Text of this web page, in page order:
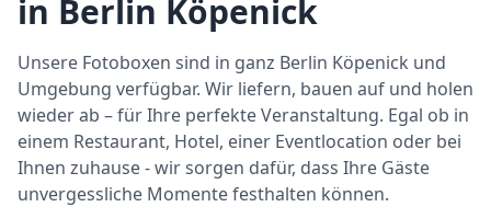
in Berlin Köpenick
Unsere Fotoboxen sind in ganz Berlin Köpenick und
Umgebung verfügbar. Wir liefern, bauen auf und holen
wieder ab – für Ihre perfekte Veranstaltung. Egal ob in
einem Restaurant, Hotel, einer Eventlocation oder bei
Ihnen zuhause - wir sorgen dafür, dass Ihre Gäste
unvergessliche Momente festhalten können.